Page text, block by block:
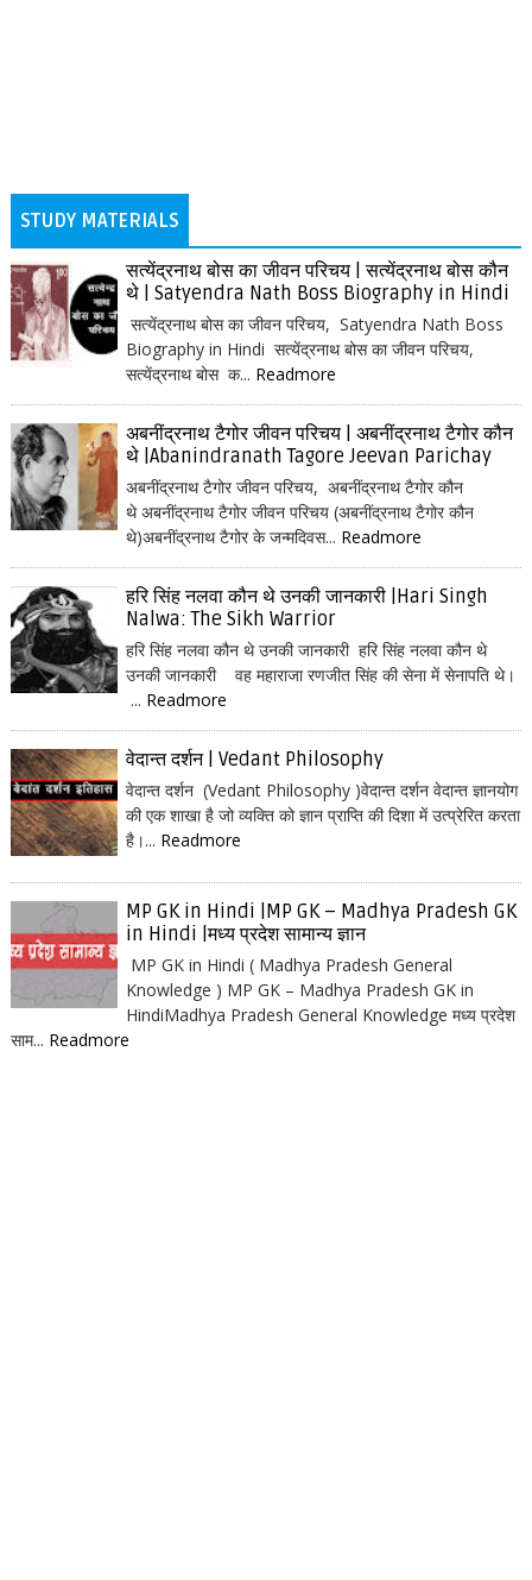
STUDY MATERIALS
सत्येंद्रनाथ बोस का जीवन परिचय | सत्येंद्रनाथ बोस कौन
थे | Satyendra Nath Boss Biography in Hindi
सत्येंद्रनाथ बोस का जीवन परिचय, Satyendra Nath Boss
Biography in Hindi सत्येंद्रनाथ बोस का जीवन परिचय,
सत्येंद्रनाथ बोस क... Readmore
अबनींद्रनाथ टैगोर जीवन परिचय | अबनींद्रनाथ टैगोर कौन
थे |Abanindranath Tagore Jeevan Parichay
अबनींद्रनाथ टैगोर जीवन परिचय, अबनींद्रनाथ टैगोर कौन
थे अबनींद्रनाथ टैगोर जीवन परिचय (अबनींद्रनाथ टैगोर कौन
थे)अबनींद्रनाथ टैगोर के जन्मदिवस... Readmore
हरि सिंह नलवा कौन थे उनकी जानकारी |Hari Singh
Nalwa: The Sikh Warrior
हरि सिंह नलवा कौन थे उनकी जानकारी हरि सिंह नलवा कौन थे
उनकी जानकारी वह महाराजा रणजीत सिंह की सेना में सेनापति थे।
... Readmore
वेदान्त दर्शन | Vedant Philosophy
वेदान्त दर्शन (Vedant Philosophy )वेदान्त दर्शन वेदान्त ज्ञानयोग
की एक शाखा है जो व्यक्ति को ज्ञान प्राप्ति की दिशा में उत्प्रेरित करता
है।... Readmore
MP GK in Hindi |MP GK – Madhya Pradesh GK
in Hindi |मध्य प्रदेश सामान्य ज्ञान
MP GK in Hindi ( Madhya Pradesh General
Knowledge ) MP GK – Madhya Pradesh GK in
HindiMadhya Pradesh General Knowledge मध्य प्रदेश
साम... Readmore